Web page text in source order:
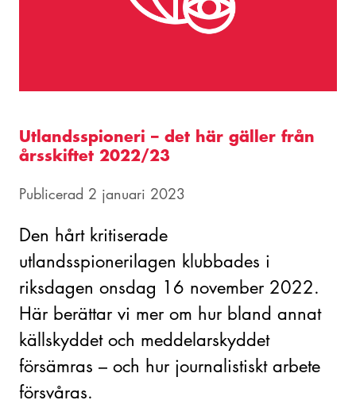
Utlandsspioneri – det här gäller från
årsskiftet 2022/23
Publicerad 2 januari 2023
Den hårt kritiserade
utlandsspionerilagen klubbades i
riksdagen onsdag 16 november 2022.
Här berättar vi mer om hur bland annat
källskyddet och meddelarskyddet
försämras – och hur journalistiskt arbete
försvåras.